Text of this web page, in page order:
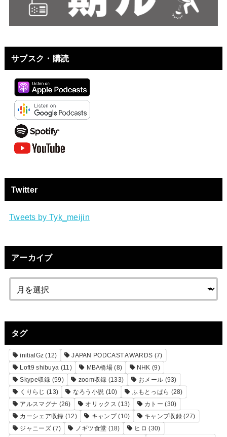
サブスク・購読
Twitter
Tweets by Tyk_meijin
アーカイブ
タグ
initialGz (12) JAPAN PODCAST AWARDS (7)
Loft9 shibuya (11) MBA橋場 (8) NHK (9)
Skype収録 (59) zoom収録 (133) おメール (93)
くりらじ (13) なろう小説 (10) ふもとっぱら (28)
アルスマグナ (26) オリックス (13) カトー (30)
カーシェア収録 (12) キャンプ(10) キャンプ収録(27)
ジャニーズ(7) ノギツ食堂 (18) ヒロ (30)